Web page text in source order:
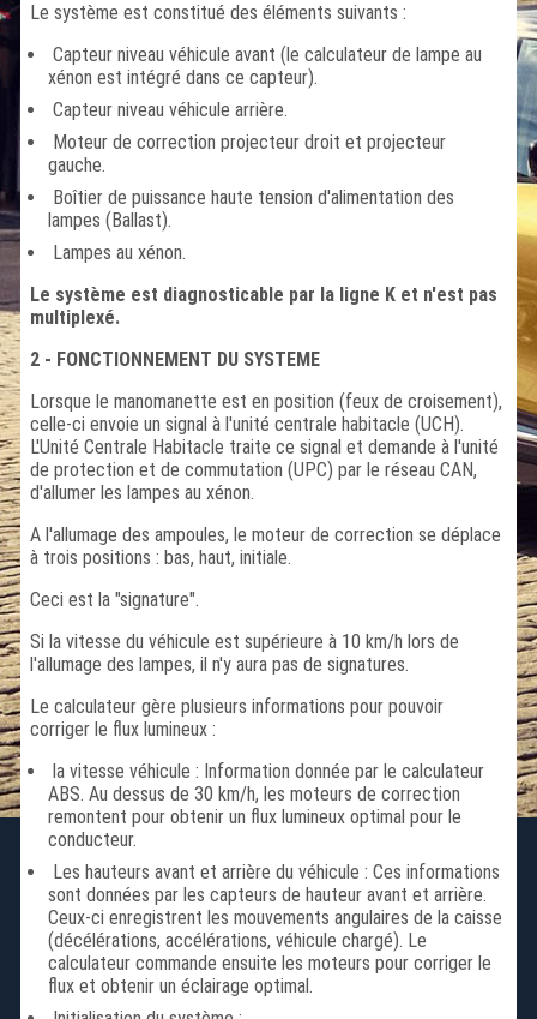
Le système est constitué des éléments suivants :
Capteur niveau véhicule avant (le calculateur de lampe au
xénon est intégré dans ce capteur).
Capteur niveau véhicule arrière.
Moteur de correction projecteur droit et projecteur
gauche.
Boîtier de puissance haute tension d'alimentation des
lampes (Ballast).
Lampes au xénon.
Le système est diagnosticable par la ligne K et n'est pas
multiplexé.
2 - FONCTIONNEMENT DU SYSTEME
Lorsque le manomanette est en position (feux de croisement),
celle-ci envoie un signal à l'unité centrale habitacle (UCH).
L'Unité Centrale Habitacle traite ce signal et demande à l'unité
de protection et de commutation (UPC) par le réseau CAN,
d'allumer les lampes au xénon.
A l'allumage des ampoules, le moteur de correction se déplace
à trois positions : bas, haut, initiale.
Ceci est la "signature".
Si la vitesse du véhicule est supérieure à 10 km/h lors de
l'allumage des lampes, il n'y aura pas de signatures.
Le calculateur gère plusieurs informations pour pouvoir
corriger le flux lumineux :
la vitesse véhicule : Information donnée par le calculateur
ABS. Au dessus de 30 km/h, les moteurs de correction
remontent pour obtenir un flux lumineux optimal pour le
conducteur.
Les hauteurs avant et arrière du véhicule : Ces informations
sont données par les capteurs de hauteur avant et arrière.
Ceux-ci enregistrent les mouvements angulaires de la caisse
(décélérations, accélérations, véhicule chargé). Le
calculateur commande ensuite les moteurs pour corriger le
flux et obtenir un éclairage optimal.